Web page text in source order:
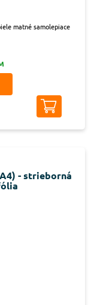
matné samolepiace
- strieborná